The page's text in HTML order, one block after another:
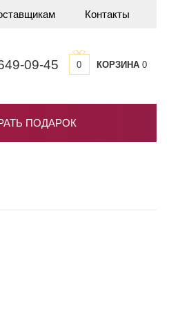
Контакты
09-45 0 КОРЗИНА0
ПОДАРОК